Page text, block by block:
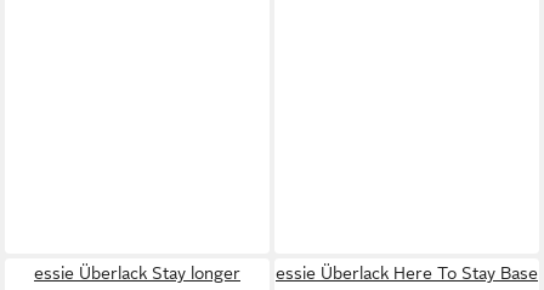
essie Überlack Stay longer
essie Überlack Here To Stay Base